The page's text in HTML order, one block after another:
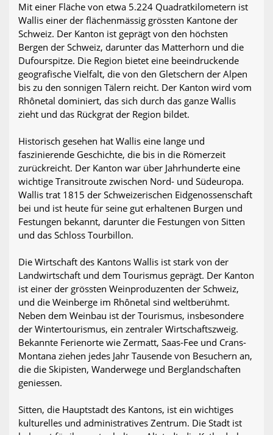
Mit einer Fläche von etwa 5.224 Quadratkilometern ist
Wallis einer der flächenmässig grössten Kantone der
Schweiz. Der Kanton ist geprägt von den höchsten
Bergen der Schweiz, darunter das Matterhorn und die
Dufourspitze. Die Region bietet eine beeindruckende
geografische Vielfalt, die von den Gletschern der Alpen
bis zu den sonnigen Tälern reicht. Der Kanton wird vom
Rhônetal dominiert, das sich durch das ganze Wallis
zieht und das Rückgrat der Region bildet.
Historisch gesehen hat Wallis eine lange und
faszinierende Geschichte, die bis in die Römerzeit
zurückreicht. Der Kanton war über Jahrhunderte eine
wichtige Transitroute zwischen Nord- und Südeuropa.
Wallis trat 1815 der Schweizerischen Eidgenossenschaft
bei und ist heute für seine gut erhaltenen Burgen und
Festungen bekannt, darunter die Festungen von Sitten
und das Schloss Tourbillon.
Die Wirtschaft des Kantons Wallis ist stark von der
Landwirtschaft und dem Tourismus geprägt. Der Kanton
ist einer der grössten Weinproduzenten der Schweiz,
und die Weinberge im Rhônetal sind weltberühmt.
Neben dem Weinbau ist der Tourismus, insbesondere
der Wintertourismus, ein zentraler Wirtschaftszweig.
Bekannte Ferienorte wie Zermatt, Saas-Fee und Crans-
Montana ziehen jedes Jahr Tausende von Besuchern an,
die die Skipisten, Wanderwege und Berglandschaften
geniessen.
Sitten, die Hauptstadt des Kantons, ist ein wichtiges
kulturelles und administratives Zentrum. Die Stadt ist